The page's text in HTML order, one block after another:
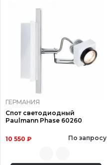
ГЕРМАНИЯ
Спот светодиодный
Paulmann Phase 60260
10 550 ₽ По запросу